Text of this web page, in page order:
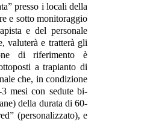
presso i locali della
e sotto monitoraggio
e del personale
valuterà e tratterà gli
di riferimento è
a trapianto di
che, in condizione
mesi con sedute bi-
della durata di 60-
(personalizzato), e